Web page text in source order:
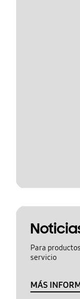
Para
servicio
MÁS